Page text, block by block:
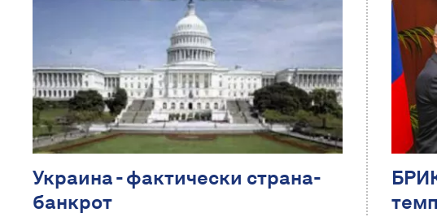
Украина - фактически страна-
банкрот